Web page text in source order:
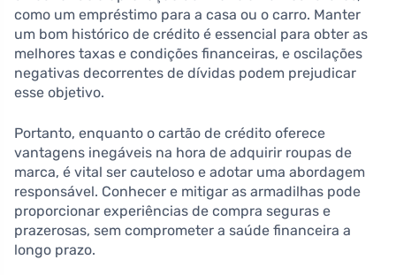
como um empréstimo para a casa ou o carro. Manter
um bom histórico de crédito é essencial para obter as
melhores taxas e condições financeiras, e oscilações
negativas decorrentes de dívidas podem prejudicar
esse objetivo.
Portanto, enquanto o cartão de crédito oferece
vantagens inegáveis na hora de adquirir roupas de
marca, é vital ser cauteloso e adotar uma abordagem
responsável. Conhecer e mitigar as armadilhas pode
proporcionar experiências de compra seguras e
prazerosas, sem comprometer a saúde financeira a
longo prazo.